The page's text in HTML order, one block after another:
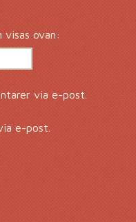
visas ovan:
via e-post.
e-post.